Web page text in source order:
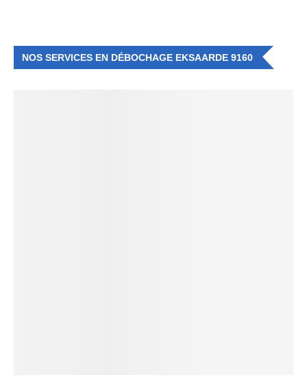
NOS SERVICES EN DÉBOCHAGE EKSAARDE 9160